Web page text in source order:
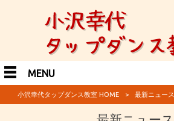
MENU
小沢幸代タップダンス教室 HOME > 最新ニュース